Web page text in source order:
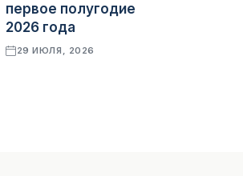
первое полугодие
2026 года
29 ИЮЛЯ, 2026